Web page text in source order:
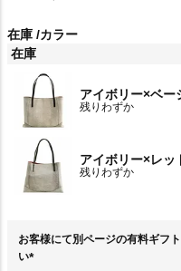
在庫 カラー
在庫
アイボリー×ベー
残りわずか
アイボリー×レッ
残りわずか
お客様にて別ページの有料ギフ
い